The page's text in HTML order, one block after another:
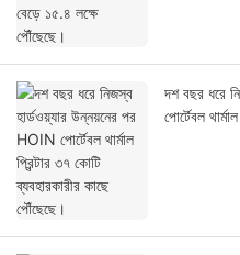
দশ বছর ধরে
পোর্টেবল